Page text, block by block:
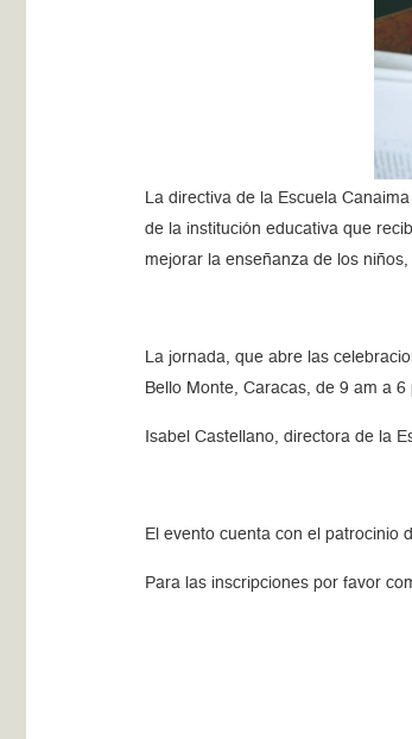
La directiva de la Escuela
de la institución educativa que
mejorar la enseñanza de los niños,
La jornada, que abre las
Bello Monte, Caracas, de 9 am a
Isabel Castellano, directora de la
El evento cuenta con el patrocinio
Para las inscripciones por favor